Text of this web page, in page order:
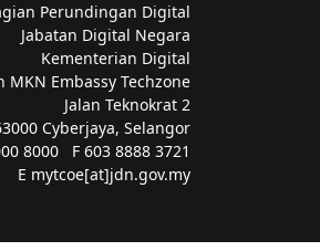
Perundingan Digital
Jabatan Digital Negara
Kementerian Digital
MKN Embassy Techzone
Jalan Teknokrat 2
Cyberjaya, Selangor
8000 F 603 8888 3721
E mytcoe[at]jdn.gov.my